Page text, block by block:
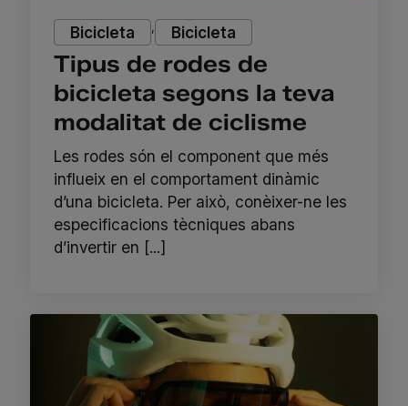
Tipus de rodes de
bicicleta segons la teva
modalitat de ciclisme
Bicicleta , Bicicleta
Les rodes són el component que més
influeix en el comportament dinàmic
d’una bicicleta. Per això, conèixer-ne les
especificacions tècniques abans
d’invertir en [...]